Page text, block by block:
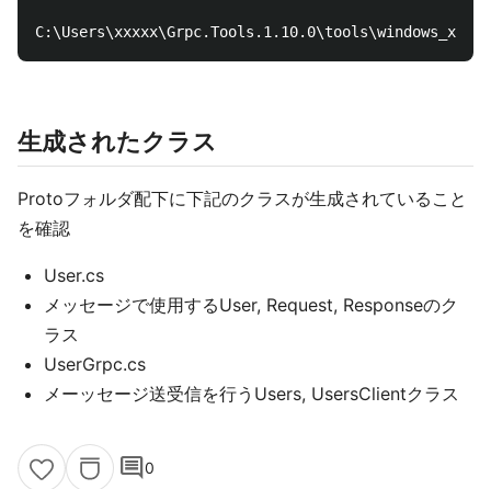
生成されたクラス
Protoフォルダ配下に下記のクラスが生成されていること
を確認
User.cs
メッセージで使用するUser, Request, Responseのク
ラス
UserGrpc.cs
メーッセージ送受信を行うUsers, UsersClientクラス
comment0